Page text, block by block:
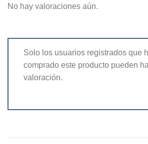
No hay valoraciones aún.
Solo los usuarios registrados que
comprado este producto pueden
valoración.